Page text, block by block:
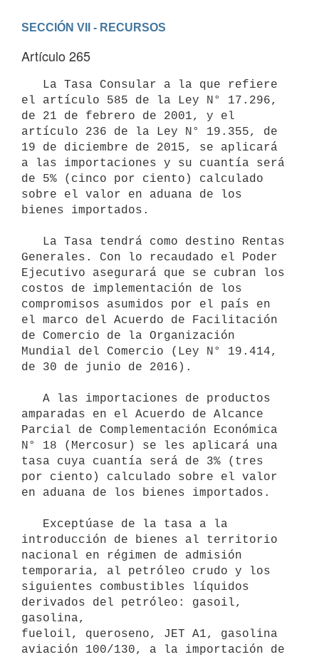
SECCIÓN VII - RECURSOS
Artículo 265
el artículo 585 de la Ley N° 17.296,
de 21 de febrero de 2001, y el
artículo 236 de la Ley N° 19.355, de
19 de diciembre de 2015, se aplicará
a las importaciones y su cuantía será
de 5% (cinco por ciento) calculado
sobre el valor en aduana de los
bienes importados.
Generales. Con lo recaudado el Poder
Ejecutivo asegurará que se cubran los
costos de implementación de los
compromisos asumidos por el país en
el marco del Acuerdo de Facilitación
de Comercio de la Organización
Mundial del Comercio (Ley N° 19.414,
de 30 de junio de 2016).
amparadas en el Acuerdo de Alcance
Parcial de Complementación Económica
N° 18 (Mercosur) se les aplicará una
tasa cuya cuantía será de 3% (tres
por ciento) calculado sobre el valor
en aduana de los bienes importados.
introducción de bienes al territorio
nacional en régimen de admisión
temporaria, al petróleo crudo y los
siguientes combustibles líquidos
derivados del petróleo: gasoil,
gasolina,
fueloil, queroseno, JET A1, gasolina
aviación 100/130, a la importación de